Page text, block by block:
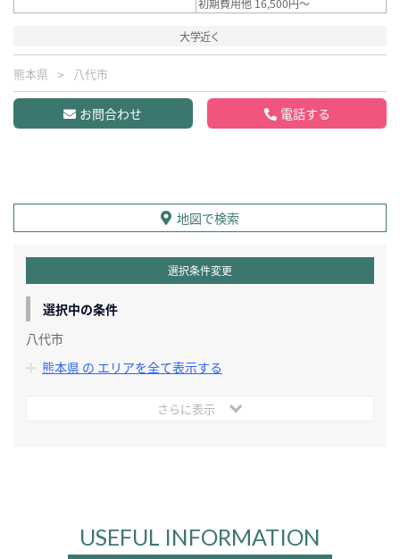
大学近く
熊本県 八代市
お問合わせ 電話する
地図で検索
選択条件変更
選択中の条件
八代市
熊本県 の エリアを全て表示する
さらに表示
USEFUL INFORMATION